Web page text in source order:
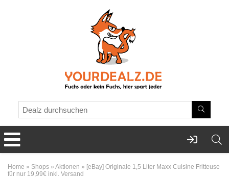
Home » Shops » Aktionen » [eBay] Originale 1,5 Liter Maxx Cuisine Fritteuse
für nur 19,99€ inkl. Versand